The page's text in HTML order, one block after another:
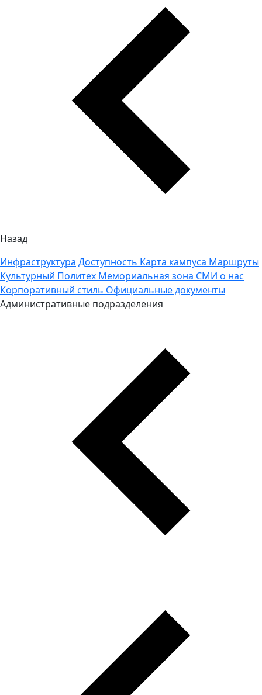
Назад
Инфраструктура Доступность Карта кампуса Маршруты
Культурный Политех Мемориальная зона СМИ о нас
Корпоративный стиль Официальные документы
Административные подразделения